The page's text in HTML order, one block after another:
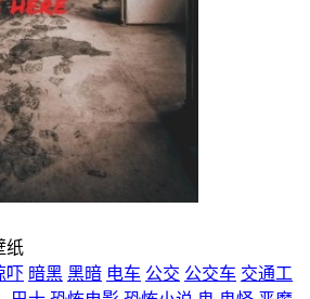
纸
吓 暗黑 黑暗 电车 公交 公交车 交通工